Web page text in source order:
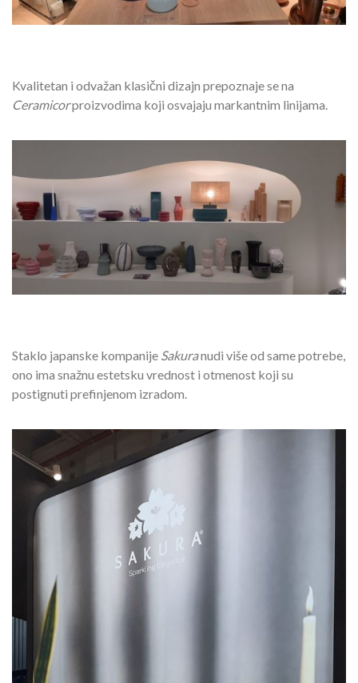
Kvalitetan i odvažan klasični dizajn prepoznaje se na
Ceramicorproizvodima koji osvajaju markantnim linijama.
Staklo japanske kompanije Sakuranudi više od same potrebe,
ono ima snažnu estetsku vrednost i otmenost koji su
postignuti prefinjenom izradom.